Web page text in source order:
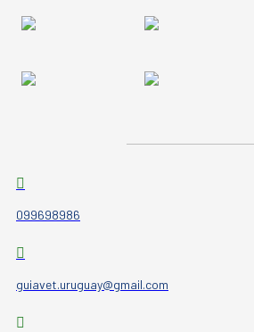
099698986
guiavet.uruguay@gmail.com